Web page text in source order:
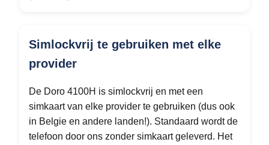
Simlockvrij te gebruiken met elke
provider
De Doro 4100H is simlockvrij en met een
simkaart van elke provider te gebruiken (dus ook
in Belgie en andere landen!). Standaard wordt de
telefoon door ons zonder simkaart geleverd. Het